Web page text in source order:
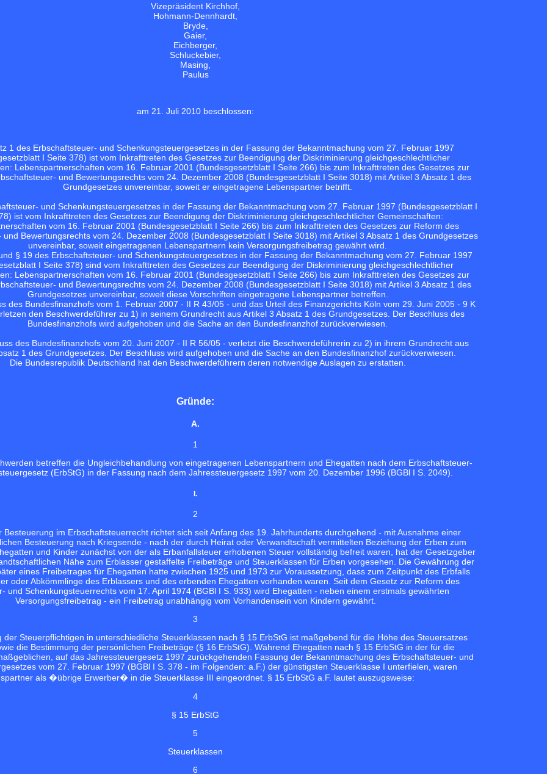
Vizepräsident Kirchhof,
Hohmann-Dennhardt,
Bryde,
Gaier,
Eichberger,
Schluckebier,
Masing,
Paulus
am 21. Juli 2010 beschlossen:
1 des Erbschaftsteuer- und Schenkungsteuergesetzes in der Fassung der Bekanntmachung vom 27. Februar 1997
I Seite 378) ist vom Inkrafttreten des Gesetzes zur Beendigung der Diskriminierung gleichgeschlechtlicher
Lebenspartnerschaften vom 16. Februar 2001 (Bundesgesetzblatt I Seite 266) bis zum Inkrafttreten des Gesetzes zur
und Bewertungsrechts vom 24. Dezember 2008 (Bundesgesetzblatt I Seite 3018) mit Artikel 3 Absatz 1 des
Grundgesetzes unvereinbar, soweit er eingetragene Lebenspartner betrifft.
und Schenkungsteuergesetzes in der Fassung der Bekanntmachung vom 27. Februar 1997 (Bundesgesetzblatt I
ist vom Inkrafttreten des Gesetzes zur Beendigung der Diskriminierung gleichgeschlechtlicher Gemeinschaften:
vom 16. Februar 2001 (Bundesgesetzblatt I Seite 266) bis zum Inkrafttreten des Gesetzes zur Reform des
und Bewertungsrechts vom 24. Dezember 2008 (Bundesgesetzblatt I Seite 3018) mit Artikel 3 Absatz 1 des Grundgesetzes
unvereinbar, soweit eingetragenen Lebenspartnern kein Versorgungsfreibetrag gewährt wird.
§ 19 des Erbschaftsteuer- und Schenkungsteuergesetzes in der Fassung der Bekanntmachung vom 27. Februar 1997
I Seite 378) sind vom Inkrafttreten des Gesetzes zur Beendigung der Diskriminierung gleichgeschlechtlicher
Lebenspartnerschaften vom 16. Februar 2001 (Bundesgesetzblatt I Seite 266) bis zum Inkrafttreten des Gesetzes zur
und Bewertungsrechts vom 24. Dezember 2008 (Bundesgesetzblatt I Seite 3018) mit Artikel 3 Absatz 1 des
Grundgesetzes unvereinbar, soweit diese Vorschriften eingetragene Lebenspartner betreffen.
des Bundesfinanzhofs vom 1. Februar 2007 - II R 43/05 - und das Urteil des Finanzgerichts Köln vom 29. Juni 2005 - 9 K
den Beschwerdeführer zu 1) in seinem Grundrecht aus Artikel 3 Absatz 1 des Grundgesetzes. Der Beschluss des
Bundesfinanzhofs wird aufgehoben und die Sache an den Bundesfinanzhof zurückverwiesen.
des Bundesfinanzhofs vom 20. Juni 2007 - II R 56/05 - verletzt die Beschwerdeführerin zu 2) in ihrem Grundrecht aus
1 des Grundgesetzes. Der Beschluss wird aufgehoben und die Sache an den Bundesfinanzhof zurückverwiesen.
Die Bundesrepublik Deutschland hat den Beschwerdeführern deren notwendige Auslagen zu erstatten.
Gründe:
A.
1
betreffen die Ungleichbehandlung von eingetragenen Lebenspartnern und Ehegatten nach dem Erbschaftsteuer-
(ErbStG) in der Fassung nach dem Jahressteuergesetz 1997 vom 20. Dezember 1996 (BGBl I S. 2049).
I.
2
Besteuerung im Erbschaftsteuerrecht richtet sich seit Anfang des 19. Jahrhunderts durchgehend - mit Ausnahme einer
Besteuerung nach Kriegsende - nach der durch Heirat oder Verwandtschaft vermittelten Beziehung der Erben zum
und Kinder zunächst von der als Erbanfallsteuer erhobenen Steuer vollständig befreit waren, hat der Gesetzgeber
Nähe zum Erblasser gestaffelte Freibeträge und Steuerklassen für Erben vorgesehen. Die Gewährung der
eines Freibetrages für Ehegatten hatte zwischen 1925 und 1973 zur Voraussetzung, dass zum Zeitpunkt des Erbfalls
oder Abkömmlinge des Erblassers und des erbenden Ehegatten vorhanden waren. Seit dem Gesetz zur Reform des
und Schenkungsteuerrechts vom 17. April 1974 (BGBl I S. 933) wird Ehegatten - neben einem erstmals gewährten
Versorgungsfreibetrag - ein Freibetrag unabhängig vom Vorhandensein von Kindern gewährt.
3
der Steuerpflichtigen in unterschiedliche Steuerklassen nach § 15 ErbStG ist maßgebend für die Höhe des Steuersatzes
die Bestimmung der persönlichen Freibeträge (§ 16 ErbStG). Während Ehegatten nach § 15 ErbStG in der für die
auf das Jahressteuergesetz 1997 zurückgehenden Fassung der Bekanntmachung des Erbschaftsteuer- und
vom 27. Februar 1997 (BGBl I S. 378 - im Folgenden: a.F.) der günstigsten Steuerklasse I unterfielen, waren
als �übrige Erwerber� in die Steuerklasse III eingeordnet. § 15 ErbStG a.F. lautet auszugsweise:
4
§ 15 ErbStG
5
Steuerklassen
6